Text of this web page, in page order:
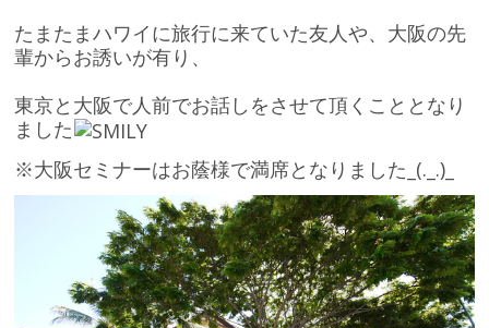
たまたまハワイに旅行に来ていた友人や、大阪の先
輩からお誘いが有り、
東京と大阪で人前でお話しをさせて頂くこととなり
ました
※大阪セミナーはお蔭様で満席となりました_(._.)_